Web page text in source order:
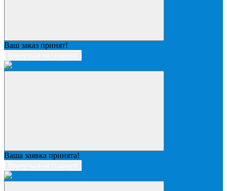
Ваш заказ принят!
Ваша заявка принята!